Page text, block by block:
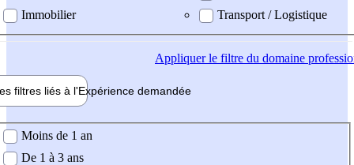
Immobilier
Transport / Logistique
Appliquerle filtre du domaine
filtres liés à l'Expérience demandée
demandée
Moins de 1 an
De 1 à 3 ans